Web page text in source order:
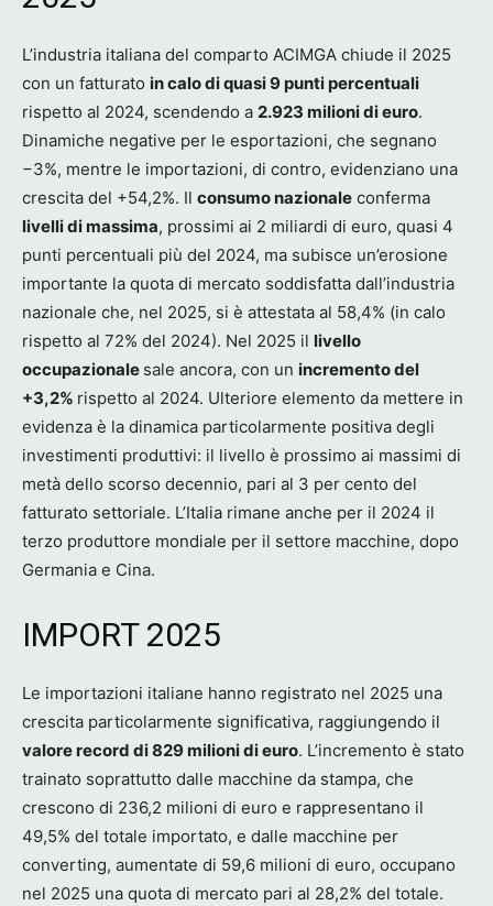
L’industria italiana del comparto ACIMGA chiude il 2025
con un fatturato in calo di quasi 9 punti percentuali
rispetto al 2024, scendendo a 2.923 milioni di euro.
Dinamiche negative per le esportazioni, che segnano
−3%, mentre le importazioni, di contro, evidenziano una
crescita del +54,2%. Il consumo nazionale conferma
livellidi massima, prossimi ai 2 miliardi di euro, quasi 4
punti percentuali più del 2024, ma subisce un’erosione
importante la quota di mercato soddisfatta dall’industria
nazionale che, nel 2025, si è attestata al 58,4% (in calo
rispetto al 72% del 2024). Nel 2025 il livello
occupazionale sale ancora, con un incremento del
+3,2% rispetto al 2024. Ulteriore elemento da mettere in
evidenza è la dinamica particolarmente positiva degli
investimenti produttivi: il livello è prossimo ai massimi di
metà dello scorso decennio, pari al 3 per cento del
fatturato settoriale. L’Italia rimane anche per il 2024 il
terzo produttore mondiale per il settore macchine, dopo
Germania e Cina.
IMPORT 2025
Le importazioni italiane hanno registrato nel 2025 una
crescita particolarmente significativa, raggiungendo il
valore record di 829 milioni di euro. L’incremento è stato
trainato soprattutto dalle macchine da stampa, che
crescono di 236,2 milioni di euro e rappresentano il
49,5% del totale importato, e dalle macchine per
converting, aumentate di 59,6 milioni di euro, occupano
nel 2025 una quota di mercato pari al 28,2% del totale.